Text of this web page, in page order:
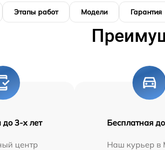
Этапы работ Модели Гарантия
до 3-х лет
центр
Бесплатная
Наш курьер в